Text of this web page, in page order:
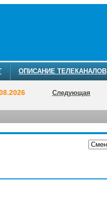
ОПИСАНИЕ ТЕЛЕКАНАЛОВ
Следующая
О ТЕЛЕКАНАЛЕ